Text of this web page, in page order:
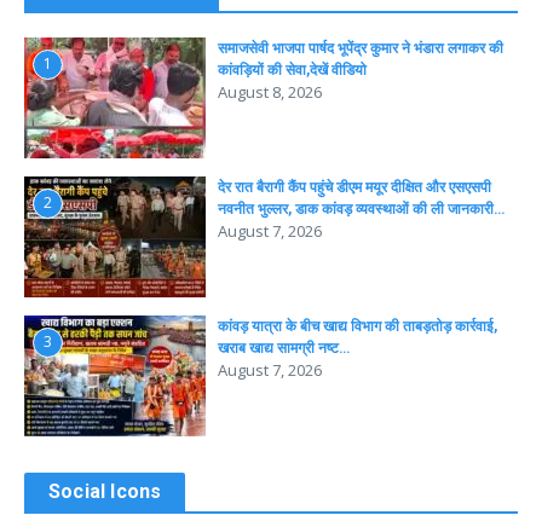
1
समाजसेवी भाजपा पार्षद भूपेंद्र कुमार ने भंडारा लगाकर की
कांवड़ियों की सेवा,देखें वीडियो
August 8, 2026
2
देर रात बैरागी कैंप पहुंचे डीएम मयूर दीक्षित और एसएसपी
नवनीत भुल्लर, डाक कांवड़ व्यवस्थाओं की ली जानकारी…
August 7, 2026
3
कांवड़ यात्रा के बीच खाद्य विभाग की ताबड़तोड़ कार्रवाई,
खराब खाद्य सामग्री नष्ट…
August 7, 2026
Social Icons